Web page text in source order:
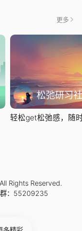
更多
松弛研习社
轻松get松弛感，随
Rights Reserved.
：55209235